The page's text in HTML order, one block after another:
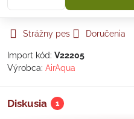
Strážny pes Doručenia
Import kód: V22205
Výrobca: AirAqua
Diskusia 1